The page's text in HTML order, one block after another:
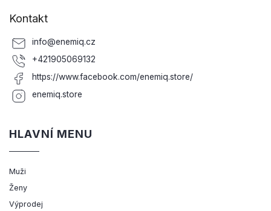
Kontakt
info@enemiq.cz
+421905069132
https://www.facebook.com/enemiq.store/
enemiq.store
HLAVNÍ MENU
Muži
Ženy
Výprodej